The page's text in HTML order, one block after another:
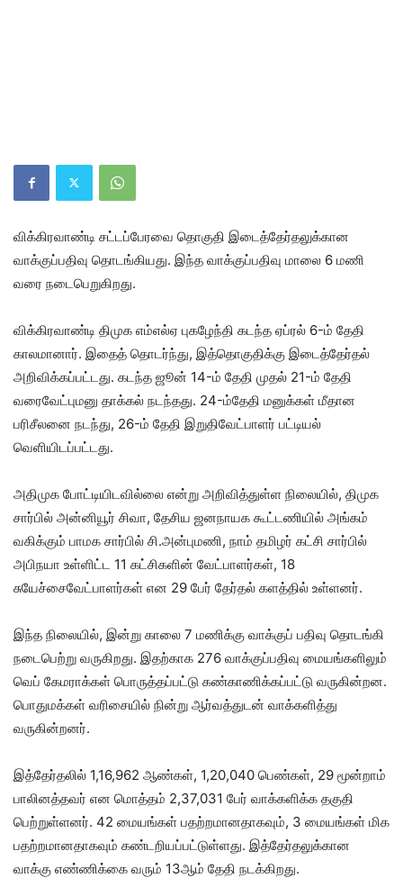
விக்கிரவாண்டி சட்டப்பேரவை தொகுதி இடைத்தேர்தலுக்கான
வாக்குப்பதிவு தொடங்கியது. இந்த வாக்குப்பதிவு மாலை 6 மணி
வரை நடைபெறுகிறது.
விக்கிரவாண்டி திமுக எம்எல்ஏ புகழேந்தி கடந்த ஏப்ரல் 6-ம் தேதி
காலமானார். இதைத் தொடர்ந்து, இத்தொகுதிக்கு இடைத்தேர்தல்
அறிவிக்கப்பட்டது. கடந்த ஜூன் 14-ம் தேதி முதல் 21-ம் தேதி
வரைவேட்புமனு தாக்கல் நடந்தது. 24-ம்தேதி மனுக்கள் மீதான
பரிசீலனை நடந்து, 26-ம் தேதி இறுதிவேட்பாளர் பட்டியல்
வெளியிடப்பட்டது.
அதிமுக போட்டியிடவில்லை என்று அறிவித்துள்ள நிலையில், திமுக
சார்பில் அன்னியூர் சிவா, தேசிய ஜனநாயக கூட்டணியில் அங்கம்
வகிக்கும் பாமக சார்பில் சி.அன்புமணி, நாம் தமிழர் கட்சி சார்பில்
அபிநயா உள்ளிட்ட 11 கட்சிகளின் வேட்பாளர்கள், 18
சுயேச்சைவேட்பாளர்கள் என 29 பேர் தேர்தல் களத்தில் உள்ளனர்.
இந்த நிலையில், இன்று காலை 7 மணிக்கு வாக்குப் பதிவு தொடங்கி
நடைபெற்று வருகிறது. இதற்காக 276 வாக்குப்பதிவு மையங்களிலும்
வெப் கேமராக்கள் பொருத்தப்பட்டு கண்காணிக்கப்பட்டு வருகின்றன.
பொதுமக்கள் வரிசையில் நின்று ஆர்வத்துடன் வாக்களித்து
வருகின்றனர்.
இத்தேர்தலில் 1,16,962 ஆண்கள், 1,20,040 பெண்கள், 29 மூன்றாம்
பாலினத்தவர் என மொத்தம் 2,37,031 பேர் வாக்களிக்க தகுதி
பெற்றுள்ளனர். 42 மையங்கள் பதற்றமானதாகவும், 3 மையங்கள் மிக
பதற்றமானதாகவும் கண்டறியப்பட்டுள்ளது. இத்தேர்தலுக்கான
வாக்கு எண்ணிக்கை வரும் 13ஆம் தேதி நடக்கிறது.